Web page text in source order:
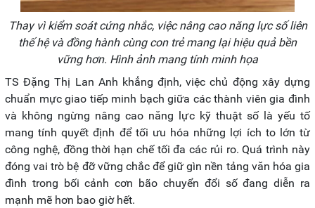
Thay vì kiểm soát cứng nhắc, việc nâng cao năng lực số liên
thế hệ và đồng hành cùng con trẻ mang lại hiệu quả bền
vững hơn. Hình ảnh mang tính minh họa
TS Đặng Thị Lan Anh khẳng định, việc chủ động xây dựng
chuẩn mực giao tiếp minh bạch giữa các thành viên gia đình
và không ngừng nâng cao năng lực kỹ thuật số là yếu tố
mang tính quyết định để tối ưu hóa những lợi ích to lớn từ
công nghệ, đồng thời hạn chế tối đa các rủi ro. Quá trình này
đóng vai trò bệ đỡ vững chắc để giữ gìn nền tảng văn hóa gia
đình trong bối cảnh cơn bão chuyển đổi số đang diễn ra
mạnh mẽ hơn bao giờ hết.